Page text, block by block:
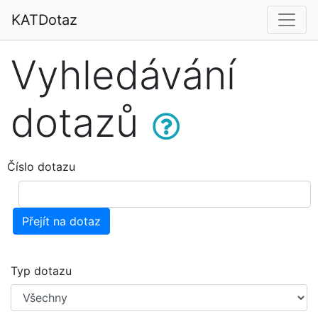
KATDotaz
Vyhledávání
dotazů
Číslo dotazu
Přejít na dotaz
Typ dotazu